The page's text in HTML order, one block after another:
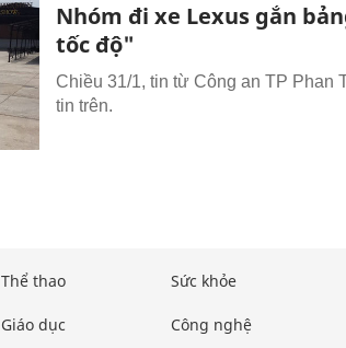
Nhóm đi xe Lexus gắn
tốc độ"
Chiều 31/1, tin từ Công an TP Phan
tin trên.
Thể thao
Giáo dục
Sức khỏe
Công nghệ